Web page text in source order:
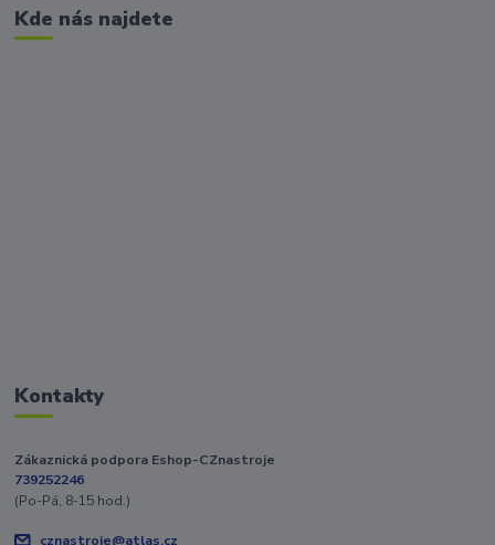
Kde nás najdete
Kontakty
Zákaznická podpora Eshop-CZnastroje
739252246
(Po-Pá, 8-15 hod.)
cznastroje@atlas.cz